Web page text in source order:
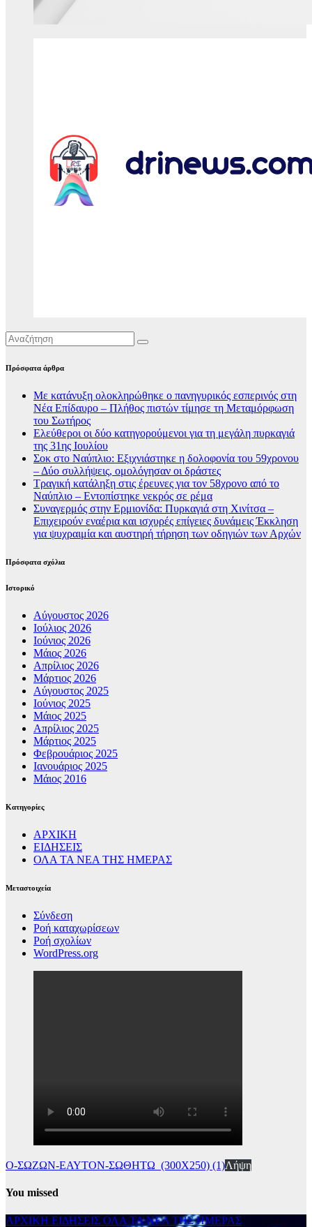
Πρόσφατα άρθρα
Με κατάνυξη ολοκληρώθηκε ο πανηγυρικός εσπερινός στη
Νέα Επίδαυρο – Πλήθος πιστών τίμησε τη Μεταμόρφωση
του Σωτήρος
Ελεύθεροι οι δύο κατηγορούμενοι για τη μεγάλη πυρκαγιά
της 31ης Ιουλίου
Σοκ στο Ναύπλιο: Εξιχνιάστηκε η δολοφονία του 59χρονου
– Δύο συλλήψεις, ομολόγησαν οι δράστες
Τραγική κατάληξη στις έρευνες για τον 58χρονο από το
Ναύπλιο – Εντοπίστηκε νεκρός σε ρέμα
Συναγερμός στην Ερμιονίδα: Πυρκαγιά στη Χινίτσα –
Επιχειρούν εναέρια και ισχυρές επίγειες δυνάμεις Έκκληση
για ψυχραιμία και αυστηρή τήρηση των οδηγιών των Αρχών
Πρόσφατα σχόλια
Ιστορικό
Αύγουστος 2026
Ιούλιος 2026
Ιούνιος 2026
Μάιος 2026
Απρίλιος 2026
Μάρτιος 2026
Αύγουστος 2025
Ιούνιος 2025
Μάιος 2025
Απρίλιος 2025
Μάρτιος 2025
Φεβρουάριος 2025
Ιανουάριος 2025
Μάιος 2016
Kατηγορίες
ΑΡΧΙΚΗ
ΕΙΔΗΣΕΙΣ
ΟΛΑ ΤΑ ΝΕΑ ΤΗΣ ΗΜΕΡΑΣ
Μεταστοιχεία
Σύνδεση
Ροή καταχωρίσεων
Ροή σχολίων
WordPress.org
Ο-ΣΩΖΩΝ-ΕΑΥΤΟΝ-ΣΩΘΗΤΩ_(300Χ250) (1)Λήψη
You missed
ΑΡΧΙΚΗ ΕΙΔΗΣΕΙΣ ΟΛΑ ΤΑ ΝΕΑ ΤΗΣ ΗΜΕΡΑΣ